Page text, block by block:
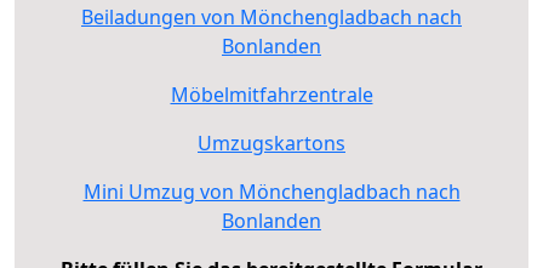
Beiladungen von Mönchengladbach nach
Bonlanden
Möbelmitfahrzentrale
Umzugskartons
Mini Umzug von Mönchengladbach nach
Bonlanden